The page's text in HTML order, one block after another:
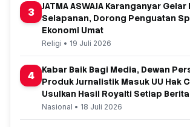
3
JATMA ASWAJA Karanganyar
Selapanan, Dorong Penguatan
Ekonomi Umat
Religi • 19 Juli 2026
4
Kabar Baik Bagi Media, Dewan
Produk Jurnalistik Masuk UU Hak
Usulkan Hasil Royalti Setiap Berita
Nasional • 18 Juli 2026